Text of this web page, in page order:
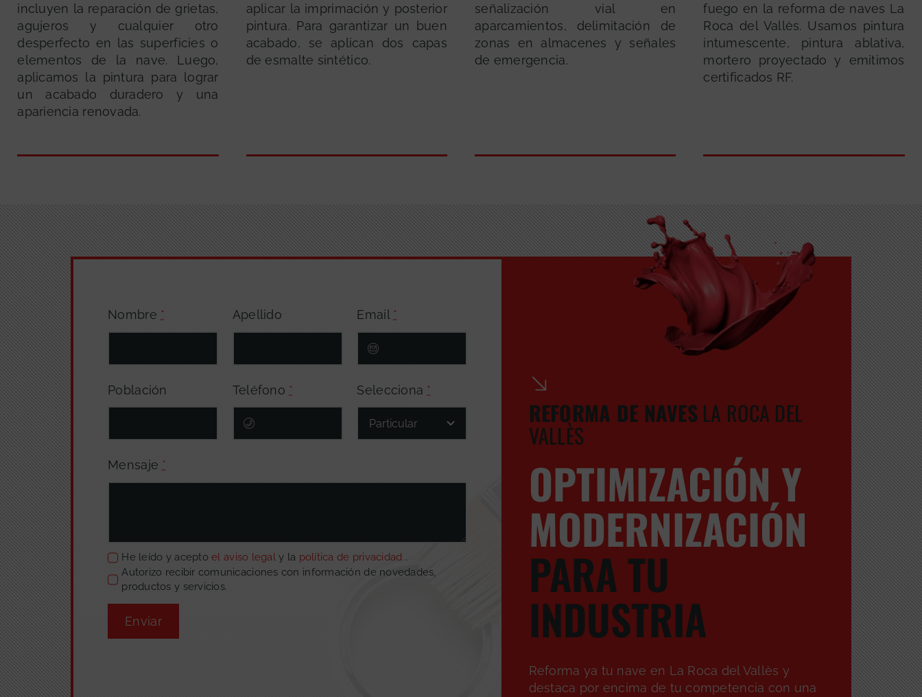
incluyen la reparación de grietas,
agujeros y cualquier otro
desperfecto en las superficies o
elementos de la nave. Luego,
aplicamos la pintura para lograr
un acabado duradero y una
apariencia renovada.
aplicar la imprimación y posterior
pintura. Para garantizar un buen
acabado, se aplican dos capas
de esmalte sintético.
señalización vial en
aparcamientos, delimitación de
zonas en almacenes y señales
de emergencia.
fuego en la reforma de naves La
Roca del Vallès. Usamos pintura
intumescente, pintura ablativa,
mortero proyectado y emitimos
certificados RF.
Nombre * Apellido Email *
Población Teléfono * Selecciona *
Mensaje *
He leído y aceptoel aviso legaly la política de privacidad .
Autorizo recibir comunicaciones con información de novedades,
productos y servicios.
Enviar
REFORMA DE NAVESLA ROCA DEL
VALLÈS
OPTIMIZACIÓN Y
MODERNIZACIÓN
PARA TU
INDUSTRIA
Reforma ya tu nave en La Roca del Vallès y
destaca por encima de tu competencia con una
GRATUITA